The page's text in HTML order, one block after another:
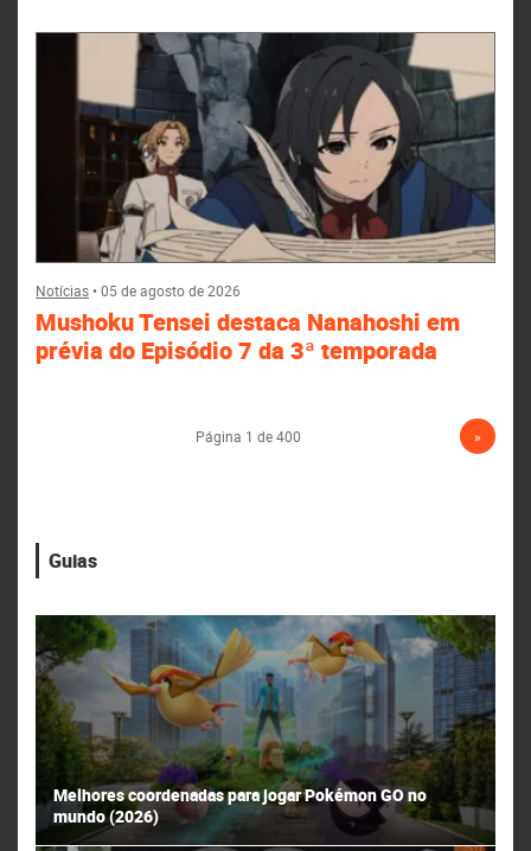
Notícias•05 de agosto de 2026
Mushoku Tensei destaca Nanahoshi em
prévia do Episódio 7 da 3ª temporada
Página 1 de 400 »
Guias
Melhores coordenadas para jogar Pokémon GO no
mundo (2026)